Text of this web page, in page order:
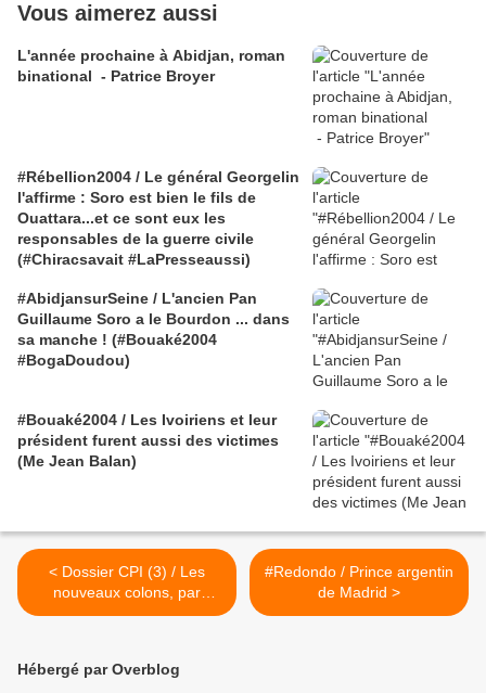
Vous aimerez aussi
L'année prochaine à Abidjan, roman
binational - Patrice Broyer
#Rébellion2004 / Le général Georgelin
l'affirme : Soro est bien le fils de
Ouattara...et ce sont eux les
responsables de la guerre civile
(#Chiracsavait #LaPresseaussi)
#AbidjansurSeine / L'ancien Pan
Guillaume Soro a le Bourdon ... dans
sa manche ! (#Bouaké2004
#BogaDoudou)
#Bouaké2004 / Les Ivoiriens et leur
président furent aussi des victimes
(Me Jean Balan)
< Dossier CPI (3) / Les
nouveaux colons, par
A.Atchadé (Amnesty &
#Redondo / Prince argentin
de Madrid >
Hébergé par Overblog